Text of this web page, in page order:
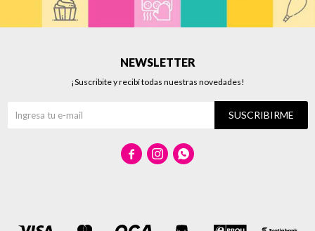
NEWSLETTER
¡Suscribite y recibí todas nuestras novedades!
SUSCRIBIRME
  